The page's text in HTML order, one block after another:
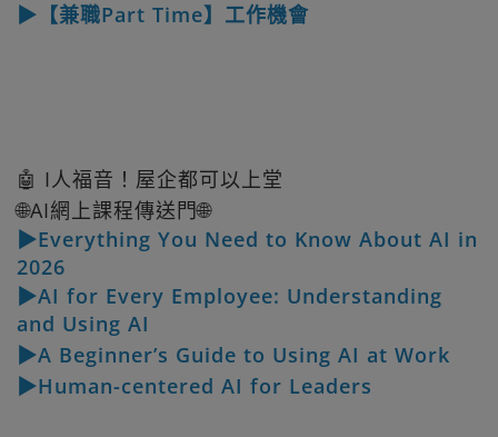
▶【兼職Part Time】工作機會
🤖 I人福音！屋企都可以上堂
🌐AI網上課程傳送門🌐
▶Everything You Need to Know About AI in
2026
▶AI for Every Employee: Understanding
and Using AI
▶A Beginner’s Guide to Using AI at Work
▶Human-centered AI for Leaders